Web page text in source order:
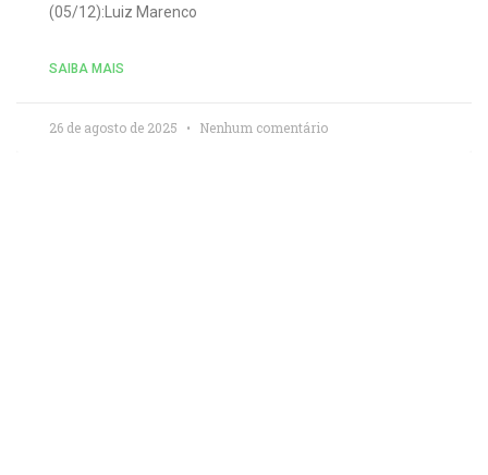
(05/12):Luiz Marenco
SAIBA MAIS
26 de agosto de 2025 Nenhum comentário